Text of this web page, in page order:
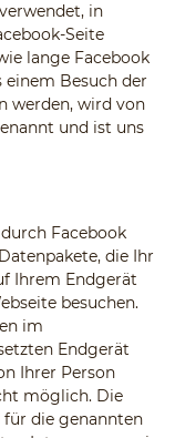
in
Seite
lange Facebook
einem Besuch der
werden, wird von
und ist uns
Facebook
die Ihr
Ihrem Endgerät
besuchen.
im
Endgerät
Ihrer Person
möglich. Die
die genannten